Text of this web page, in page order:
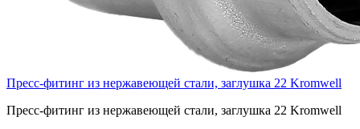
Пресс-фитинг из нержавеющей стали, заглушка 22 Kromwell
Пресс-фитинг из нержавеющей стали, заглушка 22 Kromwell